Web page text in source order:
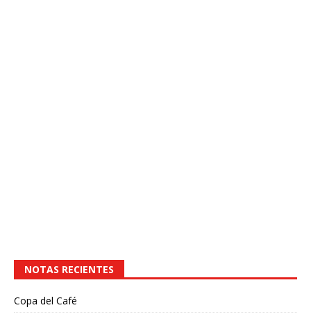
NOTAS RECIENTES
Copa del Café